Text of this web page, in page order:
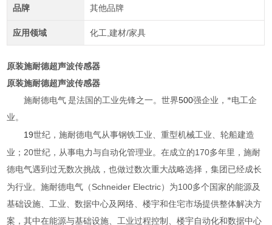
品牌 其他品牌
应用领域 化工,建材/家具
原装施耐德超声波传感器
原装施耐德超声波传感器
施耐德电气 是法国的工业先锋之一。世界500强企业，*电工企
业。
19世纪，施耐德电气从事钢铁工业、重型机械工业、轮船建造
业；20世纪，从事电力与自动化管理业。在成立的170多年里，施耐
德电气遇到过无数次挑战，也做过数次重大战略选择，集团已经成长
为行业。施耐德电气（ Schneider Electric）为100多个国家的能源及
基础设施、工业、数据中心及网络、楼宇和住宅市场提供整体解决方
案，其中在能源与基础设施、工业过程控制、楼宇自动化和数据中心